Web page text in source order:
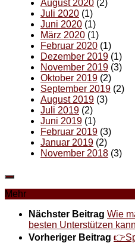
August 2020 (2)
Juli 2020 (1)
Juni 2020 (1)
März 2020 (1)
Februar 2020 (1)
Dezember 2019 (1)
November 2019 (3)
Oktober 2019 (2)
September 2019 (2)
August 2019 (3)
Juli 2019 (2)
Juni 2019 (1)
Februar 2019 (3)
Januar 2019 (2)
November 2018 (3)
Mehr
Nächster Beitrag Wie
besten Unterstützen kann
Vorheriger Beitrag